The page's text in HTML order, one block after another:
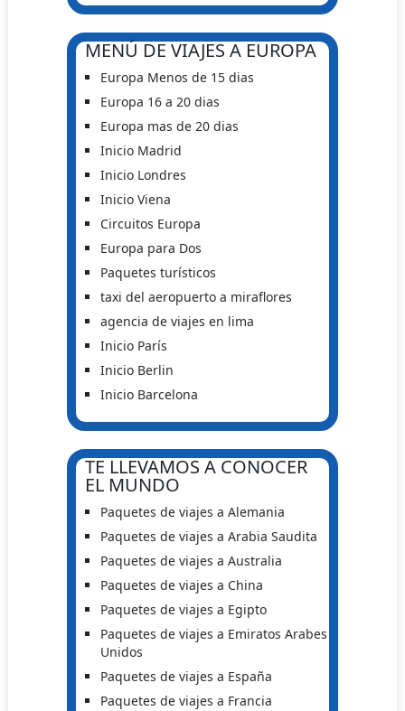
MENÚ DE VIAJES A EUROPA
Europa Menos de 15 dias
Europa 16 a 20 dias
Europa mas de 20 dias
Inicio Madrid
Inicio Londres
Inicio Viena
Circuitos Europa
Europa para Dos
Paquetes turísticos
taxi del aeropuerto a miraflores
agencia de viajes en lima
Inicio París
Inicio Berlin
Inicio Barcelona
TE LLEVAMOS A CONOCER
EL MUNDO
Paquetes de viajes a Alemania
Paquetes de viajes a Arabia Saudita
Paquetes de viajes a Australia
Paquetes de viajes a China
Paquetes de viajes a Egipto
Paquetes de viajes a Emiratos Arabes
Unidos
Paquetes de viajes a España
Paquetes de viajes a Francia